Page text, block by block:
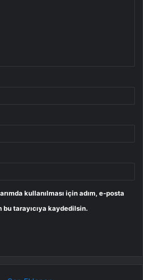
kullanılması için adım, e-posta
tarayıcıya kaydedilsin.